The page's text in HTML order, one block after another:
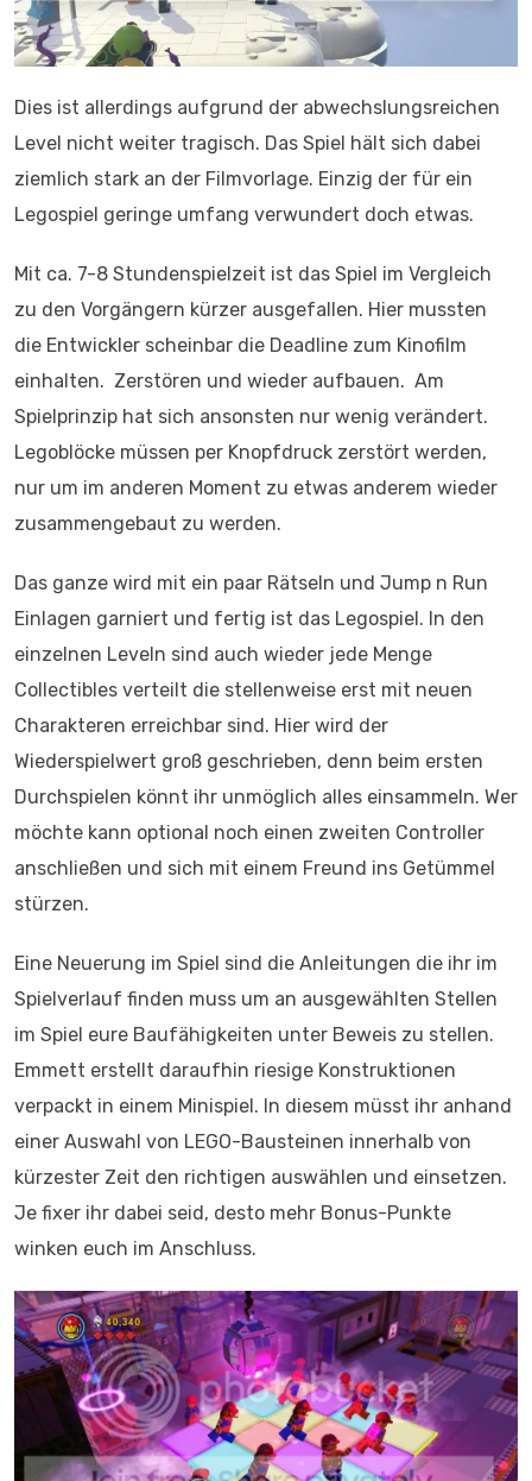
Dies ist allerdings aufgrund der abwechslungsreichen
Level nicht weiter tragisch. Das Spiel hält sich dabei
ziemlich stark an der Filmvorlage. Einzig der für ein
Legospiel geringe umfang verwundert doch etwas.
Mit ca. 7-8 Stundenspielzeit ist das Spiel im Vergleich
zu den Vorgängern kürzer ausgefallen. Hier mussten
die Entwickler scheinbar die Deadline zum Kinofilm
einhalten. Zerstören und wieder aufbauen. Am
Spielprinzip hat sich ansonsten nur wenig verändert.
Legoblöcke müssen per Knopfdruck zerstört werden,
nur um im anderen Moment zu etwas anderem wieder
zusammengebaut zu werden.
Das ganze wird mit ein paar Rätseln und Jump n Run
Einlagen garniert und fertig ist das Legospiel. In den
einzelnen Leveln sind auch wieder jede Menge
Collectibles verteilt die stellenweise erst mit neuen
Charakteren erreichbar sind. Hier wird der
Wiederspielwert groß geschrieben, denn beim ersten
Durchspielen könnt ihr unmöglich alles einsammeln. Wer
möchte kann optional noch einen zweiten Controller
anschließen und sich mit einem Freund ins Getümmel
stürzen.
Eine Neuerung im Spiel sind die Anleitungen die ihr im
Spielverlauf finden muss um an ausgewählten Stellen
im Spiel eure Baufähigkeiten unter Beweis zu stellen.
Emmett erstellt daraufhin riesige Konstruktionen
verpackt in einem Minispiel. In diesem müsst ihr anhand
einer Auswahl von LEGO-Bausteinen innerhalb von
kürzester Zeit den richtigen auswählen und einsetzen.
Je fixer ihr dabei seid, desto mehr Bonus-Punkte
winken euch im Anschluss.